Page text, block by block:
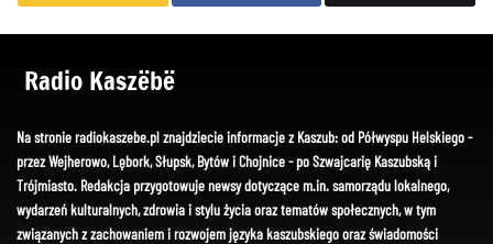
Radio Kaszëbë
Na stronie radiokaszebe.pl znajdziecie informacje z Kaszub: od Półwyspu Helskiego -
przez Wejherowo, Lębork, Słupsk, Bytów i Chojnice - po Szwajcarię Kaszubską i
Trójmiasto. Redakcja przygotowuje newsy dotyczące m.in. samorządu lokalnego,
wydarzeń kulturalnych, zdrowia i stylu życia oraz tematów społecznych, w tym
związanych z zachowaniem i rozwojem języka kaszubskiego oraz świadomości